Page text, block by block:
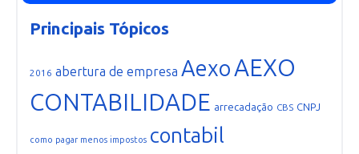
Principais Tópicos
2016 abertura de empresa AexoAEXO
CONTABILIDADE arrecadação CBS CNPJ
como pagar menos impostos contabil